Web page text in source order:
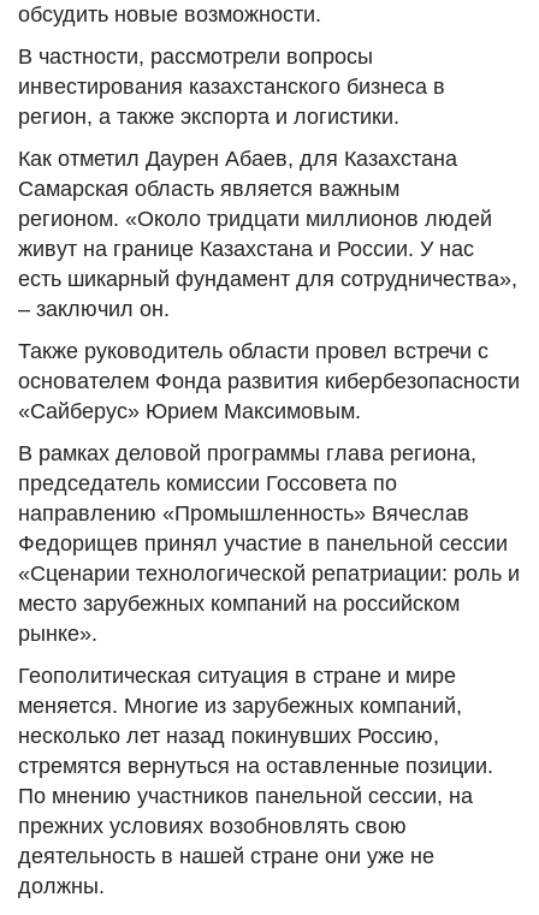
обсудить новые возможности.
В частности, рассмотрели вопросы
инвестирования казахстанского бизнеса в
регион, а также экспорта и логистики.
Как отметил Даурен Абаев, для Казахстана
Самарская область является важным
регионом. «Около тридцати миллионов людей
живут на границе Казахстана и России. У нас
есть шикарный фундамент для сотрудничества»,
– заключил он.
Также руководитель области провел встречи с
основателем Фонда развития кибербезопасности
«Сайберус» Юрием Максимовым.
В рамках деловой программы глава региона,
председатель комиссии Госсовета по
направлению «Промышленность» Вячеслав
Федорищев принял участие в панельной сессии
«Сценарии технологической репатриации: роль и
место зарубежных компаний на российском
рынке».
Геополитическая ситуация в стране и мире
меняется. Многие из зарубежных компаний,
несколько лет назад покинувших Россию,
стремятся вернуться на оставленные позиции.
По мнению участников панельной сессии, на
прежних условиях возобновлять свою
деятельность в нашей стране они уже не
должны.